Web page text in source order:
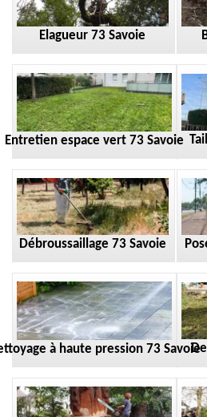
Elagueur 73 Savoie
Entretien espace vert 73 Savoie
Débroussaillage 73 Savoie
à haute pression 73 Savoie